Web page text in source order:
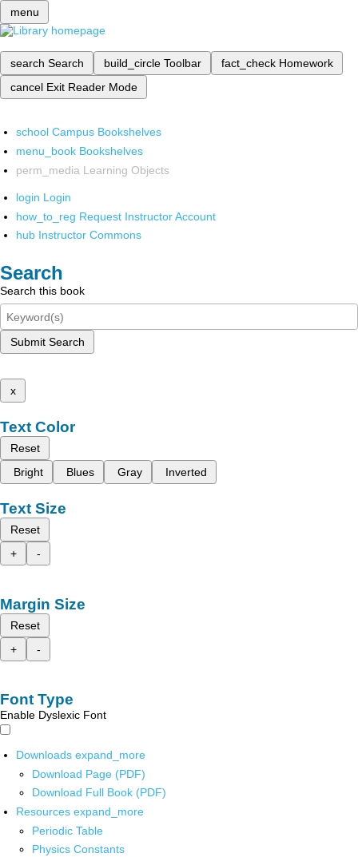
menu
search Search build_circle Toolbar fact_check Homework
cancel Exit Reader Mode
school Campus Bookshelves
menu_book Bookshelves
perm_media Learning Objects
login Login
how_to_reg Request Instructor Account
hub Instructor Commons
Search
Search this book
Submit Search
x
Text Color
Reset
Bright
Blues Gray Inverted
Text Size
Reset
+
-
Margin Size
Reset
+
-
Font Type
Enable Dyslexic Font
Downloads expand_more
Download Page (PDF)
Download Full Book (PDF)
Resources expand_more
Periodic Table
Physics Constants